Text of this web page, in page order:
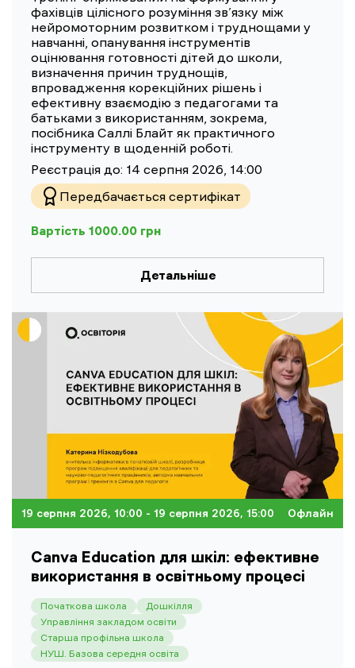
фахівців цілісного розуміння зв’язку між
нейромоторним розвитком і труднощами у
навчанні, опанування інструментів
оцінювання готовності дітей до школи,
визначення причин труднощів,
впровадження корекційних рішень і
ефективну взаємодію з педагогами та
батьками з використанням, зокрема,
посібника Саллі Блайт як практичного
інструменту в щоденній роботі.
Реєстрація до: 14 серпня 2026, 14:00
Передбачається сертифікат
Вартість 1000.00 грн
Детальніше
19 серпня 2026, 10:00 - 19 серпня 2026, 15:00 Офлайн
Canva Education для шкіл: ефективне
використання в освітньому процесі
Початкова школа
Дошкілля
Управління закладом освіти
Старша профільна школа
НУШ. Базова середня освіта